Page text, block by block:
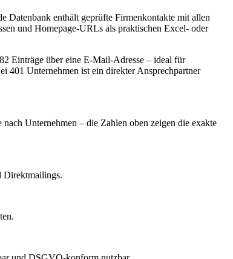
Datenbank enthält geprüfte Firmenkontakte mit allen
und Homepage-URLs als praktischen Excel- oder
Einträge über eine E-Mail-Adresse – ideal für
401 Unternehmen ist ein direkter Ansprechpartner
Unternehmen – die Zahlen oben zeigen die exakte
Direktmailings.